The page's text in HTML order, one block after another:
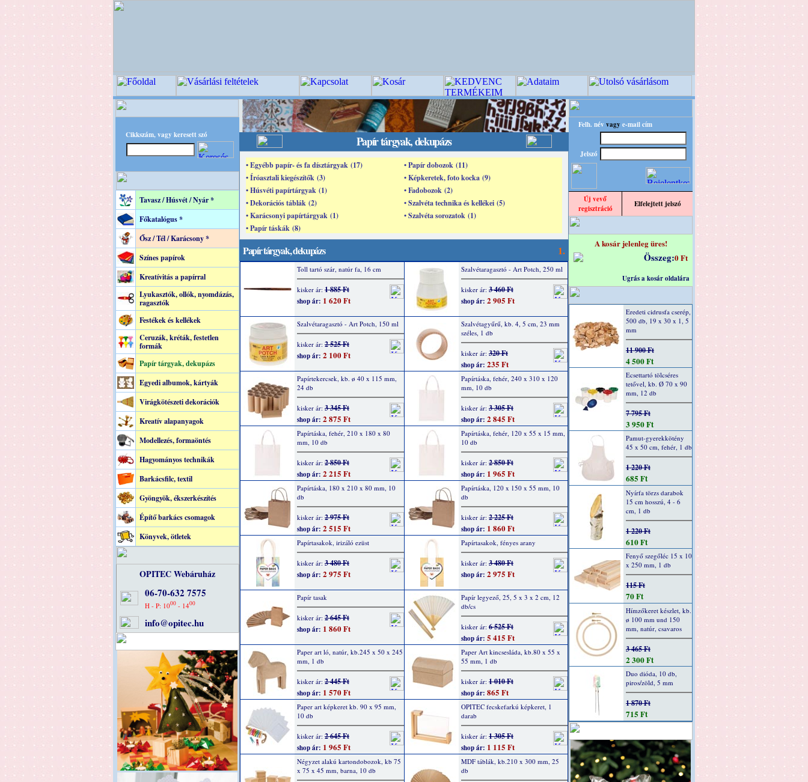
Cikkszám, vagy keresett szó
Tavasz / Húsvét / Nyár *
Főkatalógus *
Ősz / Tél / Karácsony *
Színes papírok
Kreatívitás a papírral
Lyukasztók, ollók, nyomdázás,
ragasztók
Festékek és kellékek
Ceruzák, kréták, festetlen
formák
Papír tárgyak, dekupázs
Egyedi albumok, kártyák
Virágkötészeti dekorációk
Kreatív alapanyagok
Modellezés, formaöntés
Hagyományos technikák
Barkácsfilc, textil
Gyöngyök, ékszerkészítés
Építő barkács csomagok
Könyvek, ötletek
OPITEC Webáruház
06-70-632 7575
H - P: 1000- 1400
info@opitec.hu
Papír tárgyak, dekupázs
• Egyébb papír- és fa dísztárgyak (17)
• Papír dobozok (11)
• Íróasztali kiegészítők (3)
• Képkeretek, foto kocka (9)
• Húsvéti papírtárgyak (1)
• Fadobozok (2)
• Dekorációs táblák (2)
• Szalvéta technika és kellékei (5)
• Karácsonyi papírtárgyak (1)
• Szalvéta sorozatok (1)
• Papír táskák (8)
Papír tárgyak, dekupázs 1.
Toll tartó szár, natúr fa, 16 cm
kisker ár: 1 885 Ft
shop ár: 1 620 Ft
Szalvétaragasztó - Art Potch, 250 ml
kisker ár: 3 460 Ft
shop ár: 2 905 Ft
Szalvétaragasztó - Art Potch, 150 ml
kisker ár: 2 525 Ft
shop ár: 2 100 Ft
Szalvétagyűrű, kb. 4, 5 cm, 23 mm
széles, 1 db
kisker ár: 320 Ft
shop ár: 235 Ft
Papírtekercsek, kb. ø 40 x 115 mm,
24 db
kisker ár: 3 345 Ft
shop ár: 2 875 Ft
Papírtáska, fehér, 240 x 310 x 120
mm, 10 db
kisker ár: 3 305 Ft
shop ár: 2 845 Ft
Papírtáska, fehér, 210 x 180 x 80
mm, 10 db
kisker ár: 2 850 Ft
shop ár: 2 215 Ft
Papírtáska, fehér, 120 x 55 x 15 mm,
10 db
kisker ár: 2 850 Ft
shop ár: 1 965 Ft
Papírtáska, 180 x 210 x 80 mm, 10
db
kisker ár: 2 975 Ft
shop ár: 2 515 Ft
Papírtáska, 120 x 150 x 55 mm, 10
db
kisker ár: 2 225 Ft
shop ár: 1 860 Ft
Papírtasakok, irizáló ezüst
kisker ár: 3 480 Ft
shop ár: 2 975 Ft
Papírtasakok, fényes arany
kisker ár: 3 480 Ft
shop ár: 2 975 Ft
Papír tasak
kisker ár: 2 645 Ft
shop ár: 1 860 Ft
Papír legyező, 25, 5 x 3 x 2 cm, 12
db/cs
kisker ár: 6 525 Ft
shop ár: 5 415 Ft
Paper art ló, natúr, kb.245 x 50 x 245
mm, 1 db
kisker ár: 2 445 Ft
shop ár: 1 570 Ft
Paper Art kincsesláda, kb.80 x 55 x
55 mm, 1 db
kisker ár: 1 010 Ft
shop ár: 865 Ft
Paper art képkeret kb. 90 x 95 mm,
10 db
kisker ár: 2 645 Ft
shop ár: 1 965 Ft
OPITEC fecskefarkú képkeret, 1
darab
kisker ár: 1 305 Ft
shop ár: 1 115 Ft
Négyzet alakú kartondobozok, kb 75
x 75 x 45 mm, barna, 10 db
MDF táblák, kb.210 x 300 mm, 25
db
Felh. név vagy e-mail cím
Jelszó
Új vevő
regisztráció
Elfelejtett jelszó
A kosár jelenleg üres!
Összeg:0 Ft
Ugrás a kosár oldalára
Eredeti cidrusfa cserép,
500 db, 19 x 30 x 1, 5
mm
11 900 Ft
4 500 Ft
Ecsettartó tölcséres
tetővel, kb. Ø 70 x 90
mm, 12 db
7 795 Ft
3 950 Ft
Pamut-gyerekkötény
45 x 50 cm, fehér, 1 db
1 220 Ft
685 Ft
Nyírfa törzs darabok
15 cm hosszú, 4 - 6
cm, 1 db
1 220 Ft
610 Ft
Fenyő szegőléc 15 x 10
x 250 mm, 1 db
115 Ft
70 Ft
Hímzőkeret készlet, kb.
ø 100 mm und 150
mm, natúr, csavaros
3 465 Ft
2 300 Ft
Duo dióda, 10 db,
piros/zöld, 5 mm
1 870 Ft
715 Ft